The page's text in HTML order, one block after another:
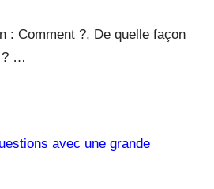
: Comment ?, De quelle façon
? …
avec une grande